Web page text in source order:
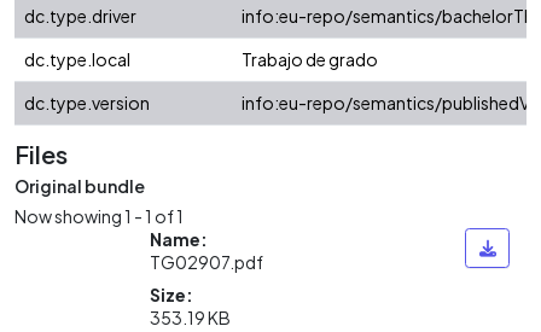
dc.type.driver
info:eu-repo/semantics/
dc.type.local
Trabajo de grado
dc.type.version
info:eu-repo/semantics/
Files
Original bundle
Now showing1 - 1 of 1
Name:
TG02907.pdf
Size:
353.19 KB